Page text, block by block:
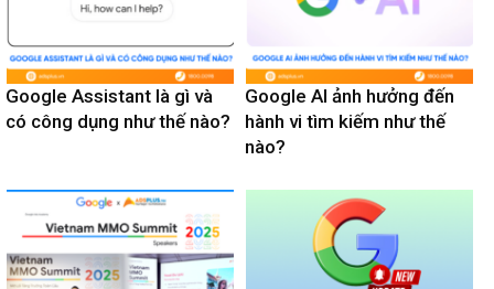
Google Assistant là gì và
có công dụng như thế nào?
Google AI ảnh hưởng đến
hành vi tìm kiếm như thế
nào?